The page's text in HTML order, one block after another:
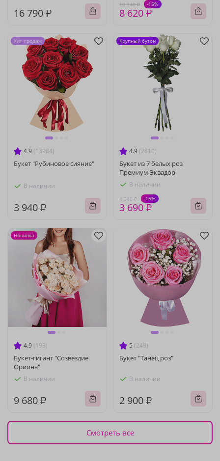
16 790 ₽
10 140 ₽ -15%
8 620 ₽
4.9 (13984)
Букет "Рубиновое сияние"
В наличии
3 940 ₽
Хит продаж
4.9 (2810)
Букет из 7 белых роз
Премиум Эквадор
В наличии
4 340 ₽ -15%
3 690 ₽
Крупный бутон
4.9 (193)
Букет-гигант "Созвездие
Ориона"
В наличии
9 680 ₽
Новинка
5 (248)
Букет "Танец роз"
В наличии
2 900 ₽
Смотреть все